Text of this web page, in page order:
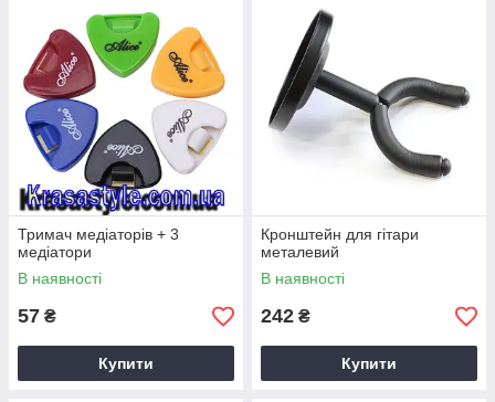
Тримач медіаторів + 3
медіатори
В наявності
57 ₴
Купити
Кронштейн для гітари
металевий
В наявності
242 ₴
Купити